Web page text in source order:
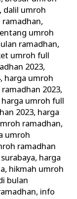
, dalil umroh
,
umroh
ramadhan,
umroh full
2023,
, harga umroh
2023,
harga umroh full
2023, harga
ramadhan,
umroh
ramadhan
, harga
, hikmah umroh
bulan
, info